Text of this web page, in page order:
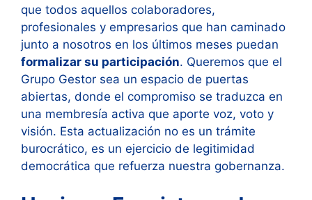
que todos aquellos colaboradores,
profesionales y empresarios que han caminado
junto a nosotros en los últimos meses puedan
formalizar su participación. Queremos que el
Grupo Gestor sea un espacio de puertas
abiertas, donde el compromiso se traduzca en
una membresía activa que aporte voz, voto y
visión. Esta actualización no es un trámite
burocrático, es un ejercicio de legitimidad
democrática que refuerza nuestra gobernanza.